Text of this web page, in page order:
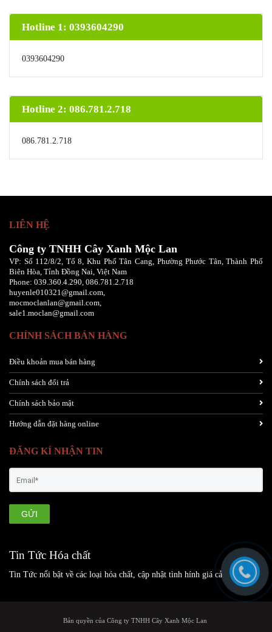
Tin Tức Hóa chất
Tin Tức nổi bật về các loại hóa chất, cập nhật tình hính giá cả
LIÊN HỆ
Công ty TNHH Cây Xanh Mộc Lan
VP: Số 112/8/2, Tổ 8, Khu Phố Tân Cang, Phường Phước Tân, Thành Phố
Biên Hòa, Tỉnh Đồng Nai, Việt Nam
Phone: 039.360.4.290, 086.781.2.718
huyenle010321@gmail.com,
mocmoclanlan@gmail.com,
sale1.moclan@gmail.com
CHÍNH SÁCH BÁN HÀNG
Điều khoản mua bán hàng
Chính sách đổi trả
Chính sách bảo mật
Hướng dẫn đặt hàng online
ĐĂNG KÍ NHẬN TIN
GỬI
Bản quyền của Công ty TNHH Cây Xanh Mộc Lan
Hotline 1: 0393604290
0393604290
Hotline 2: 086.781.2.718
086.781.2.718